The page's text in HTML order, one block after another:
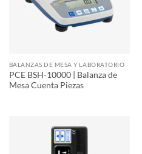
BALANZAS DE MESA Y LABORATORIO
PCE BSH-10000 | Balanza de
Mesa Cuenta Piezas